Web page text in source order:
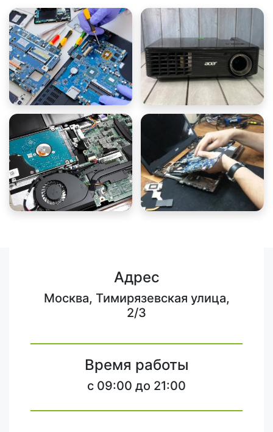
Адрес
Москва, Тимирязевская улица,
2/3
Время работы
c 09:00 до 21:00